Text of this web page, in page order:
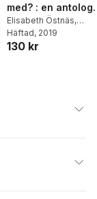
röster:
med? : en antologi
om klimatet
Elisabeth Östnäs,
Herman Geijer
Jonsson
Torill
Häftad, 2019
130 kr